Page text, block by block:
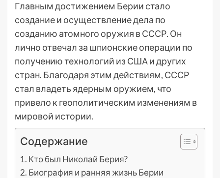
Главным достижением Берии стало
создание и осуществление дела по
созданию атомного оружия в СССР. Он
лично отвечал за шпионские операции по
получению технологий из США и других
стран. Благодаря этим действиям, СССР
стал владеть ядерным оружием, что
привело к геополитическим изменениям в
мировой истории.
Содержание
Кто был Николай Берия?
Биография и ранняя жизнь Берии